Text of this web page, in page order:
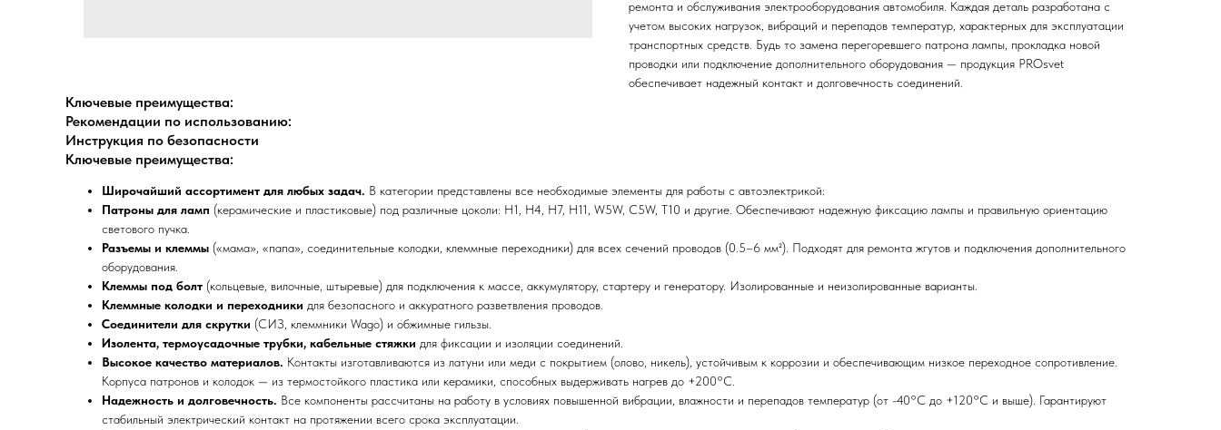
ремонта и обслуживания электрооборудования автомобиля. Каждая деталь разработана с
учетом высоких нагрузок, вибраций и перепадов температур, характерных для эксплуатации
транспортных средств. Будь то замена перегоревшего патрона лампы, прокладка новой
проводки или подключение дополнительного оборудования — продукция PROsvet
обеспечивает надежный контакт и долговечность соединений.
Ключевые преимущества:
Рекомендации по использованию:
Инструкция по безопасности
Ключевые преимущества:
Широчайший ассортимент для любых задач. В категории представлены все необходимые элементы для работы с автоэлектрикой:
Патроны для ламп (керамические и пластиковые) под различные цоколи: H1, H4, H7, H11, W5W, C5W, T10 и другие. Обеспечивают надежную фиксацию лампы и правильную ориентацию
светового пучка.
Разъемы и клеммы («мама», «папа», соединительные колодки, клеммные переходники) для всех сечений проводов (0.5–6 мм²). Подходят для ремонта жгутов и подключения дополнительного
оборудования.
Клеммы под болт (кольцевые, вилочные, штыревые) для подключения к массе, аккумулятору, стартеру и генератору. Изолированные и неизолированные варианты.
Клеммные колодки и переходники для безопасного и аккуратного разветвления проводов.
Соединители для скрутки (СИЗ, клеммники Wago) и обжимные гильзы.
Изолента, термоусадочные трубки, кабельные стяжки для фиксации и изоляции соединений.
Высокое качество материалов. Контакты изготавливаются из латуни или меди с покрытием (олово, никель), устойчивым к коррозии и обеспечивающим низкое переходное сопротивление.
Корпуса патронов и колодок — из термостойкого пластика или керамики, способных выдерживать нагрев до +200°C.
Надежность и долговечность. Все компоненты рассчитаны на работу в условиях повышенной вибрации, влажности и перепадов температур (от -40°C до +120°C и выше). Гарантируют
стабильный электрический контакт на протяжении всего срока эксплуатации.